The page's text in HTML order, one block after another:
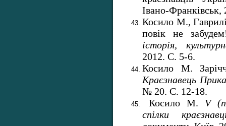
Івано-
Косило М.,
повік не
історія,
2012. С. 5-6.
Косило М.
Краєзнавець
№ 20. С. 12-18.
Косило М. V
спілки